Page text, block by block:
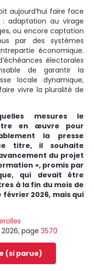
aujourd’hui faire face
adaptation au virage
ou encore captation
par des systèmes
économique.
électorales
de garantir la
locale dynamique,
vivre la pluralité de
mesures le
en œuvre pour
la presse
titre, il souhaite
du projet
», promis par
qui devait être
à la fin du mois de
février 2026, mais qui
page 3570
(si parue)